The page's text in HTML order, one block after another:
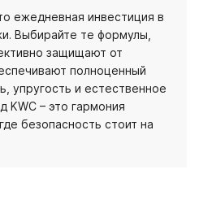
ежедневная инвестиция в
Выбирайте те формулы,
защищают от
полноценный
упругость и естественное
KWC – это гармония
безопасность стоит на